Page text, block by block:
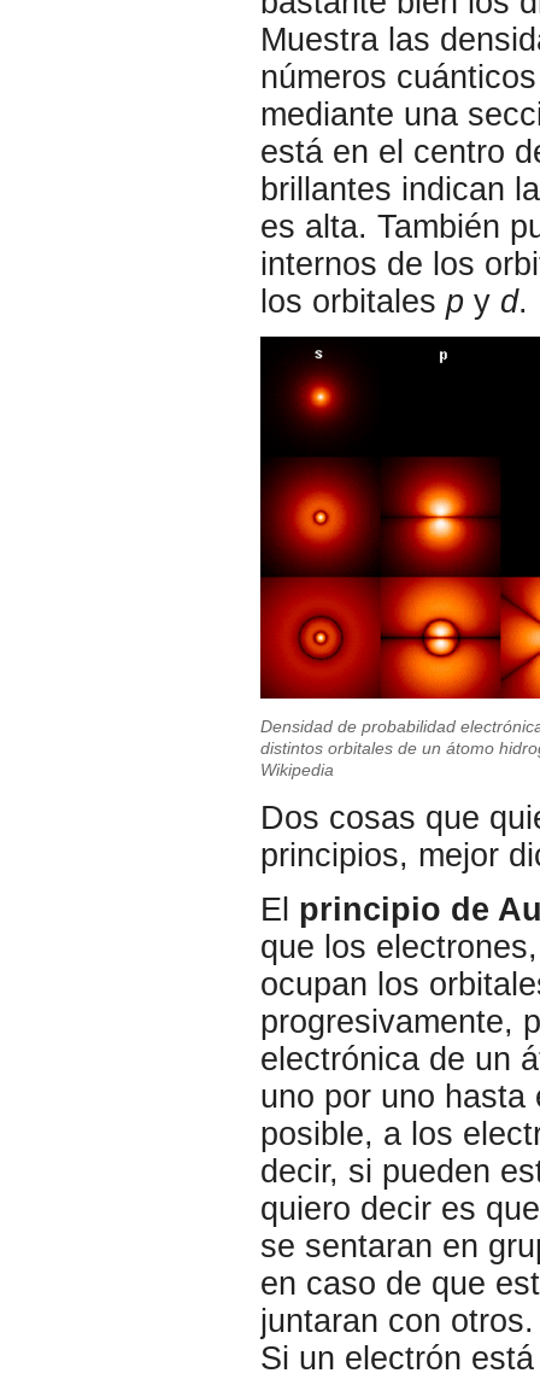
Muestra las
números
mediante una
está en el centro
brillantes indican
es alta. También
internos de los
los orbitales p y d.
Densidad de probabilidad
distintos orbitales de un átomo
Wikipedia
Dos cosas que
principios, mejor
El principio de
que los
ocupan los
progresivamente,
electrónica de un
uno por uno hasta
posible, a los
decir, si pueden
quiero decir es
se sentaran en
en caso de que
juntaran con
Si un electrón